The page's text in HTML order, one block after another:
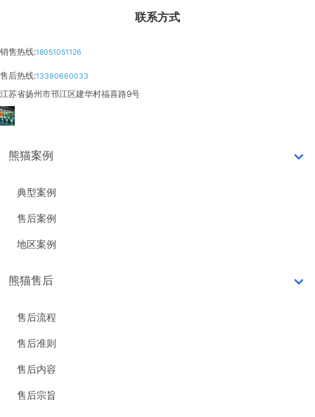
联系方式
销售热线:18051051126
售后热线:13390660033
江苏省扬州市邗江区建华村福喜路9号
熊猫案例
典型案例
售后案例
地区案例
熊猫售后
售后流程
售后准则
售后内容
售后宗旨